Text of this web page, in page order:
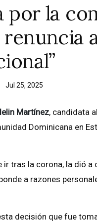
por la
renuncia
Jul 25, 2025
Martínez, candidata
Dominicana en
tras la corona, la dió
a razones
decisión que fue